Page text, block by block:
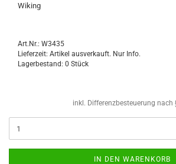
Wi­king
Art.Nr.: W3435
Lieferzeit: Artikel ausverkauft. Nur Info.
Lagerbestand: 0 Stück
inkl. Differenzbesteuerung nach
IN DEN WARENKORB